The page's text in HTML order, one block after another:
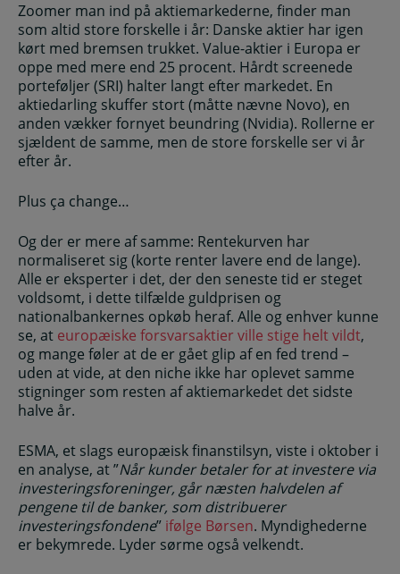
Zoomer man ind på aktiemarkederne, finder man
som altid store forskelle i år: Danske aktier har igen
kørt med bremsen trukket. Value-aktier i Europa er
oppe med mere end 25 procent. Hårdt screenede
porteføljer (SRI) halter langt efter markedet. En
aktiedarling skuffer stort (måtte nævne Novo), en
anden vækker fornyet beundring (Nvidia). Rollerne er
sjældent de samme, men de store forskelle ser vi år
efter år.
Plus ça change…
Og der er mere af samme: Rentekurven har
normaliseret sig (korte renter lavere end de lange).
Alle er eksperter i det, der den seneste tid er steget
voldsomt, i dette tilfælde guldprisen og
nationalbankernes opkøb heraf. Alle og enhver kunne
se, at europæiske forsvarsaktier ville stige helt vildt,
og mange føler at de er gået glip af en fed trend –
uden at vide, at den niche ikke har oplevet samme
stigninger som resten af aktiemarkedet det sidste
halve år.
ESMA, et slags europæisk finanstilsyn, viste i oktober i
en analyse, at ”Når kunder betaler for at investere via
investeringsforeninger, går næsten halvdelen af
pengene til de banker, som distribuerer
investeringsfondene” ifølge Børsen. Myndighederne
er bekymrede. Lyder sørme også velkendt.